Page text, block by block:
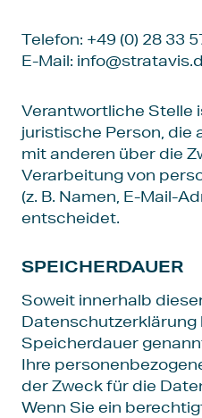
Telefon: +49 (0) 28 33
E-Mail:
Verantwortliche Stelle
juristische Person, die
mit anderen über die
Verarbeitung von
(z. B. Namen, E-Mail-
entscheidet.
SPEICHERDAUER
Soweit innerhalb
Datenschutzerklärung
Speicherdauer
Ihre
der Zweck für die
Wenn Sie ein